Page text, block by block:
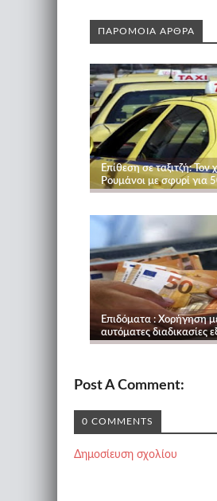
ΠΑΡΟΜΟΙΑ ΑΡΘΡΑ
Επίθεση σε ταξιτζή: Τον
Ρουμάνοι με σφυρί για
Επιδόματα : Χορήγηση
αυτόματες διαδικασίες
Post A Comment:
0 COMMENTS
Δημοσίευση σχολίου